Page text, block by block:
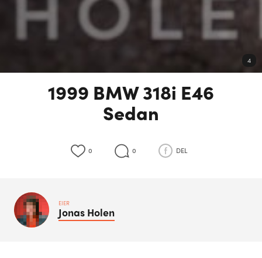
4
1999 BMW 318i E46
Sedan
0 0 DEL
EIER
Jonas Holen